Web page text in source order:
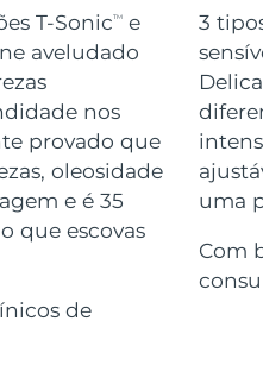
T-SonicTM
e
aveludado
nos
provado que
oleosidade
e é 35
que escovas
de
3
uma
Com
care essentials
Whitening Gel
Homens
Entrega prevista 8/14/26
Entrega prevista 8/10/26
Entrega prevista 8/13/26
8/12/26